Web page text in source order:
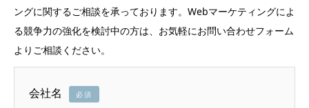
ングに関するご相談を承っております。Webマーケティングによ
る競争力の強化を検討中の方は、お気軽にお問い合わせフォーム
よりご相談ください。
会社名 必須